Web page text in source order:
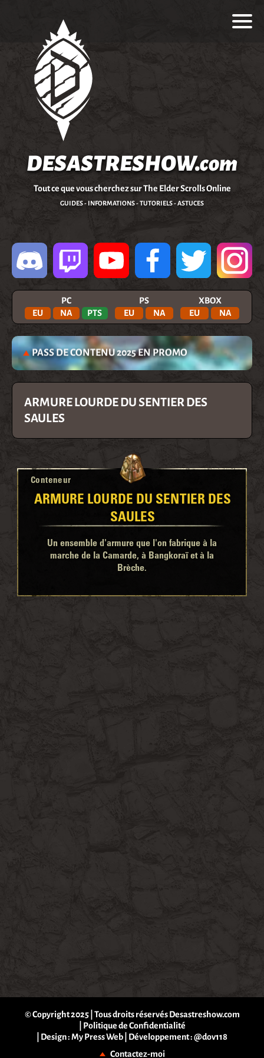
DESASTRESHOW.com
Tout ce que vous cherchez sur The Elder Scrolls Online
GUIDES - INFORMATIONS - TUTORIELS - ASTUCES
PC
EU
NA PTS
PS
EU
NA
XBOX
EU
NA
PASS DE CONTENU 2025 EN PROMO
ARMURE LOURDE DU SENTIER DES
SAULES
Conteneur
ARMURE LOURDE DU SENTIER DES
SAULES
Un ensemble d'armure que l'on fabrique à la
marche de la Camarde, à Bangkoraï et à la
Brèche.
© Copyright 2025 | Tous droits réservés Desastreshow.com
Politique de Confidentialité
| Design :My Press Web | Développement :@dov118
Contactez-moi